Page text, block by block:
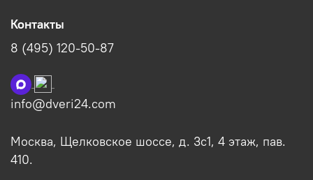
Контакты
8 (495) 120-50-87
info@dveri24.com
Москва, Щелковское шоссе, д. 3с1, 4 этаж, пав.
410.